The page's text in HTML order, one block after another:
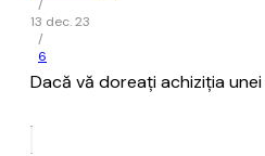
/
13 dec. 23
/
6
Dacă vă doreaţi achiziţia